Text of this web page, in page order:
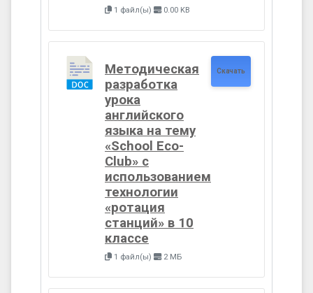
1 файл(ы) 0.00 KB
Методическая
разработка
урока
английского
языка на тему
«School Eco-
Club» с
использованием
технологии
«ротация
станций» в 10
классе
1 файл(ы) 2 МБ
Скачать